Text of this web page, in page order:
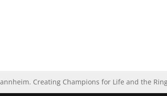
Creating Champions for Life and the